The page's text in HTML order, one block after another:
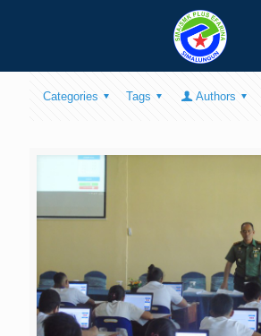
Categories Tags Authors